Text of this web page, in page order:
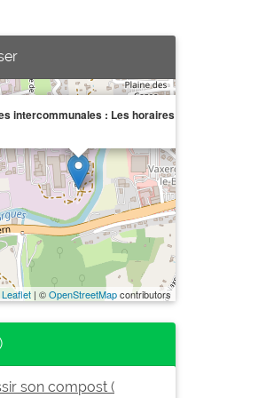
intercommunales : Les horaires de cet
Leaflet | ©OpenStreetMapcontributors
son compost (